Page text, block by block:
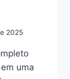
2025
uma